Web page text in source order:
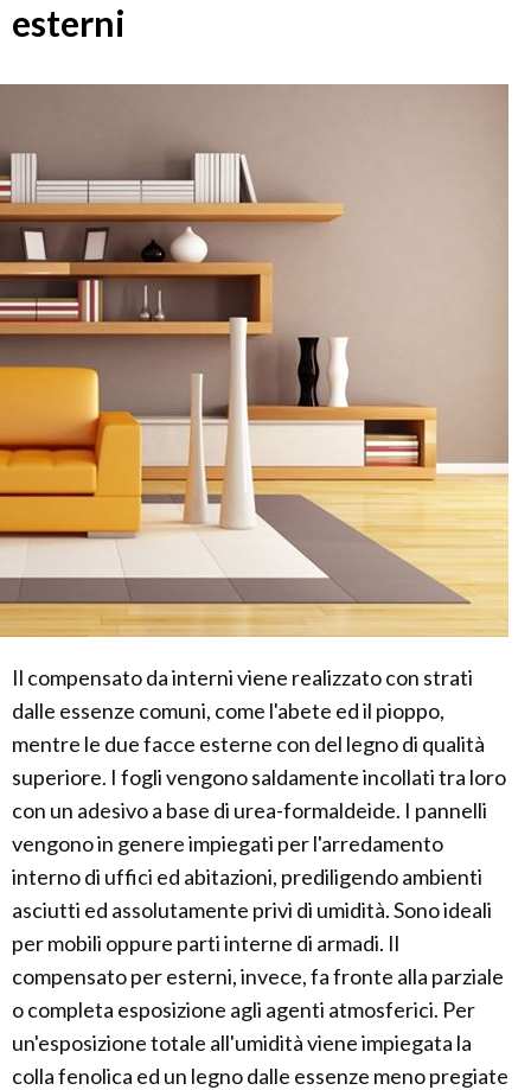
esterni
Il compensato da interni viene realizzato con strati
dalle essenze comuni, come l'abete ed il pioppo,
mentre le due facce esterne con del legno di qualità
superiore. I fogli vengono saldamente incollati tra loro
con un adesivo a base di urea-formaldeide. I pannelli
vengono in genere impiegati per l'arredamento
interno di uffici ed abitazioni, prediligendo ambienti
asciutti ed assolutamente privi di umidità. Sono ideali
per mobili oppure parti interne di armadi. Il
compensato per esterni, invece, fa fronte alla parziale
o completa esposizione agli agenti atmosferici. Per
un'esposizione totale all'umidità viene impiegata la
colla fenolica ed un legno dalle essenze meno pregiate